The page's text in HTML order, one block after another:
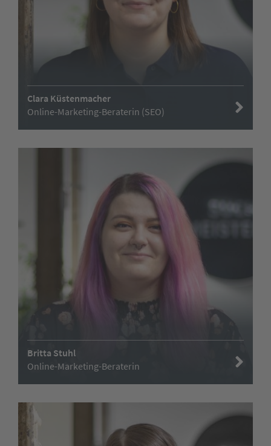
Clara Küstenmacher
Online-Marketing-Beraterin (SEO)
Britta Stuhl
Online-Marketing-Beraterin